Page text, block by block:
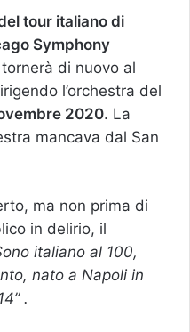
tour italiano di
Symphony
di nuovo al
l’orchestra del
2020. La
mancava dal San
ma non prima di
in delirio, il
italiano al 100,
nato a Napoli in
.